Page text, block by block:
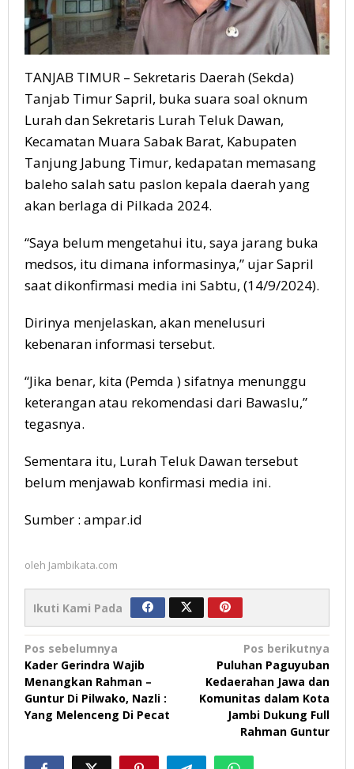
TANJAB TIMUR – Sekretaris Daerah (Sekda)
Tanjab Timur Sapril, buka suara soal oknum
Lurah dan Sekretaris Lurah Teluk Dawan,
Kecamatan Muara Sabak Barat, Kabupaten
Tanjung Jabung Timur, kedapatan memasang
baleho salah satu paslon kepala daerah yang
akan berlaga di Pilkada 2024.
“Saya belum mengetahui itu, saya jarang buka
medsos, itu dimana informasinya,” ujar Sapril
saat dikonfirmasi media ini Sabtu, (14/9/2024).
Dirinya menjelaskan, akan menelusuri
kebenaran informasi tersebut.
“Jika benar, kita (Pemda ) sifatnya menunggu
keterangan atau rekomendasi dari Bawaslu,”
tegasnya.
Sementara itu, Lurah Teluk Dawan tersebut
belum menjawab konfirmasi media ini.
Sumber : ampar.id
oleh Jambikata.com
Ikuti Kami Pada
Navigasi
pos
Pos sebelumnya
Kader Gerindra Wajib
Menangkan Rahman –
Guntur Di Pilwako, Nazli :
Yang Melenceng Di Pecat
Pos berikutnya
Puluhan Paguyuban
Kedaerahan Jawa dan
Komunitas dalam Kota
Jambi Dukung Full
Rahman Guntur